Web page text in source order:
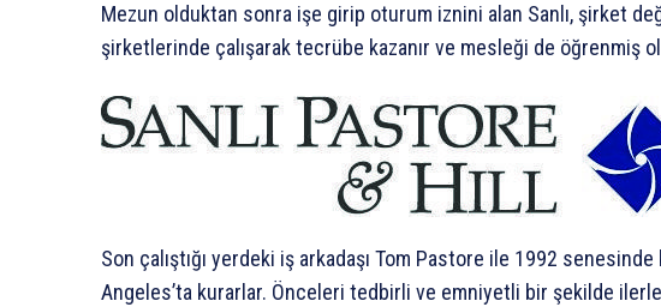
Mezun olduktan sonra işe girip oturum iznini alan Sanlı, şirket
şirketlerinde çalışarak tecrübe kazanır ve mesleği de öğrenmiş
Son çalıştığı yerdeki iş arkadaşı Tom Pastore ile 1992
Angeles’ta kurarlar. Önceleri tedbirli ve emniyetli bir şekilde